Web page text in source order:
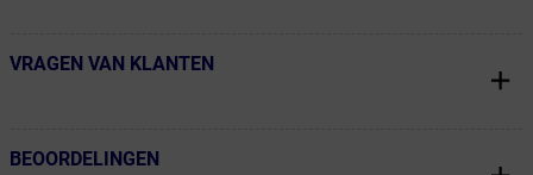
← Terug naar productnavigatie
VRAGEN VAN KLANTEN
← Terug naar productnavigatie
BEOORDELINGEN